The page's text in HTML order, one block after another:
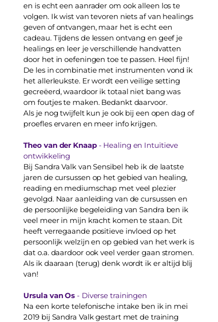
en is echt een aanrader om ook alleen los te
volgen. Ik wist van tevoren niets af van healings
geven of ontvangen, maar het is echt een
cadeau. Tijdens de lessen ontvang en geef je
healings en leer je verschillende handvatten
door het in oefeningen toe te passen. Heel fijn!
De les in combinatie met instrumenten vond ik
het allerleukste. Er wordt een veilige setting
gecreëerd, waardoor ik totaal niet bang was
om foutjes te maken. Bedankt daarvoor.
Als je nog twijfelt kun je ook bij een open dag of
proefles ervaren en meer info krijgen.
Theo van der Knaap - Healing en Intuïtieve
ontwikkeling
Bij Sandra Valk van Sensibel heb ik de laatste
jaren de cursussen op het gebied van healing,
reading en mediumschap met veel plezier
gevolgd. Naar aanleiding van de cursussen en
de persoonlijke begeleiding van Sandra ben ik
veel meer in mijn kracht komen te staan. Dit
heeft verregaande positieve invloed op het
persoonlijk welzijn en op gebied van het werk is
dat o.a. daardoor ook veel verder gaan stromen.
Als ik daaraan (terug) denk wordt ik er altijd blij
van!
Ursula van Os - Diverse trainingen
Na een korte telefonische intake ben ik in mei
2019 bij Sandra Valk gestart met de training